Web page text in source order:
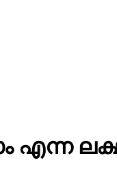
എന്ന